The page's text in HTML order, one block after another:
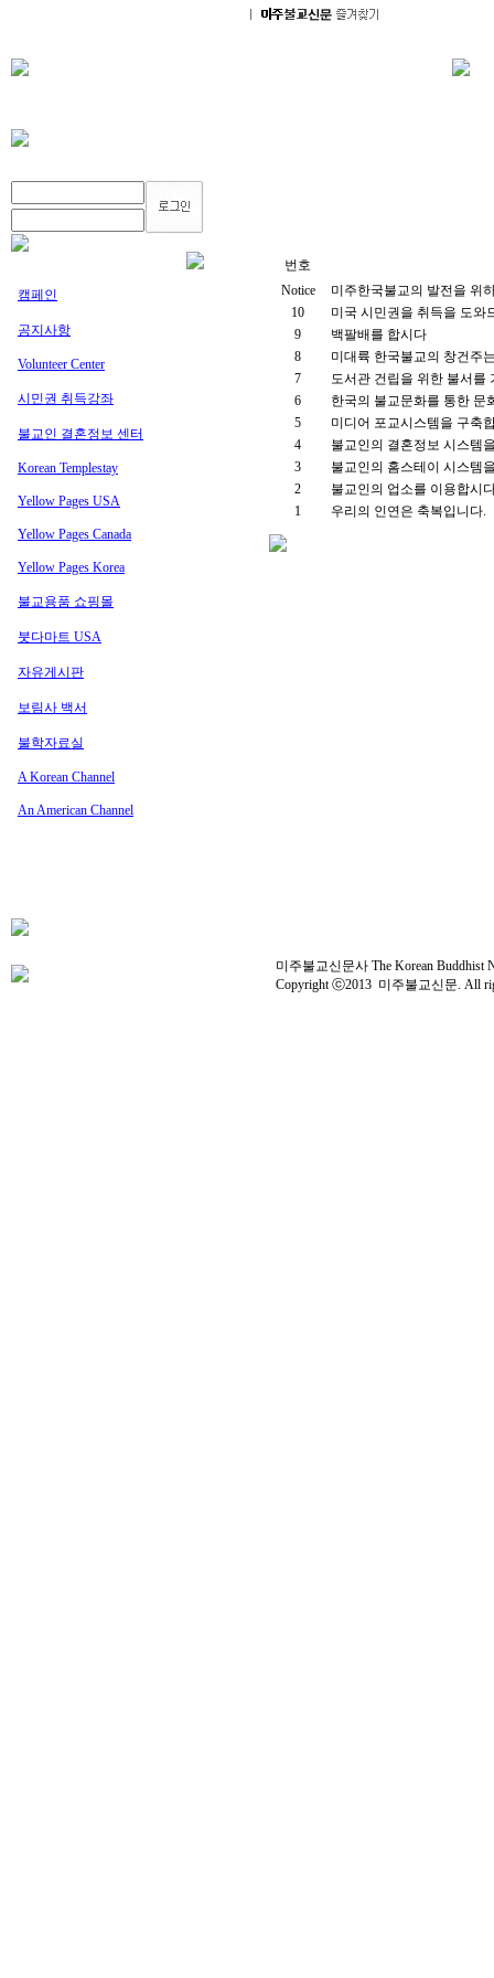
캠페인
공지사항
Volunteer Center
시민권 취득강좌
불교인 결혼정보 센터
Korean Templestay
Yellow Pages USA
Yellow Pages Canada
Yellow Pages Korea
불교용품 쇼핑몰
붓다마트 USA
자유게시판
보림사 백서
불학자료실
A Korean Channel
An American Channel
번호
Notice
미주한국불교의 발전을 위
10
미국 시민권을 취득을 도와
9
백팔배를 합시다
8
미대륙 한국불교의 창건주
7
도서관 건립을 위한 불서를
6
한국의 불교문화를 통한 문
5
미디어 포교시스템을 구축
4
불교인의 결혼정보 시스템
3
불교인의 홈스테이 시스템
2
불교인의 업소를 이용합시
1
우리의 인연은 축복입니다.
미주불교신문사 The Korean Buddhist
Copyright ⓒ2013 미주불교신문. All